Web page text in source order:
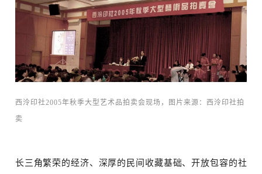
西泠印社2005年秋季大型艺术品拍卖会现场，图片来源：西泠印社拍
卖
长三角繁荣的经济、深厚的民间收藏基础、开放包容的社